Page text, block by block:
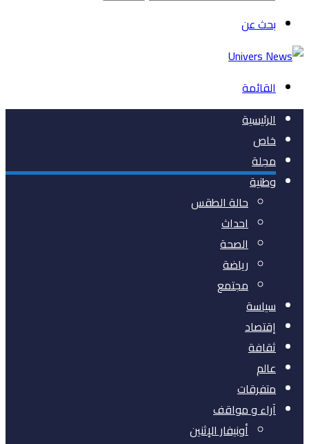
بحث عن
القائمة
الرئيسية
خاص
مجلة
وطنية
حالة الطقس
احداث
الصحة
رياضة
مجتمع
سياسة
إقتصاد
ثقافة
عالم
متفرقات
آراء و مواقف
أونيفار الإثنين